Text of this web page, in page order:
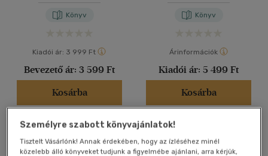
4500 Ft felett
Korosztály szerint
Gyermek és ifjúsági
Felnőtt(35)
Vélemény szerint
(7)
Könyv
Kiadói ár: 3 999 Ft
Bevezető ár: 3 599 Ft
Kosárba
Könyv
Árinformációk
Kiadói ár: 5 499 Ft
Kosárba
Személyre szabott könyvajánlatok!
Tisztelt Vásárlónk! Annak érdekében, hogy az ízléséhez minél
közelebb álló könyveket tudjunk a figyelmébe ajánlani, arra kérjük,